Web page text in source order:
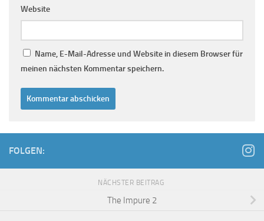
Website
Name, E-Mail-Adresse und Website in diesem Browser für
meinen nächsten Kommentar speichern.
FOLGEN:
NÄCHSTER BEITRAG
The Impure 2